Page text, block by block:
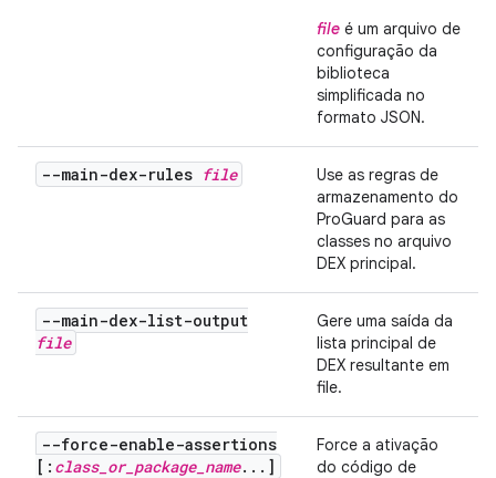
file é um arquivo de
configuração da
biblioteca
simplificada no
formato JSON.
--main-dex-rules file
Use as regras de
armazenamento do
ProGuard para as
classes no arquivo
DEX principal.
--main-dex-list-output
file
Gere uma saída da
lista principal de
DEX resultante em
file.
--force-enable-assertions
[: class_or_package_name...]
Force a ativação
do código de